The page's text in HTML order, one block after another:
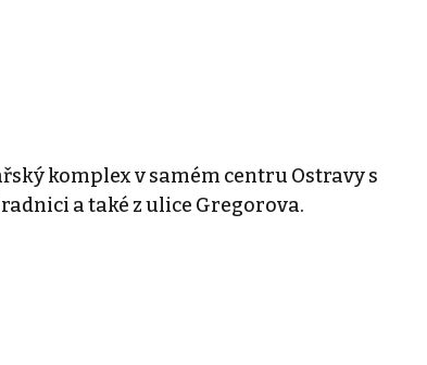
komplex v samém centru Ostravy s
a také z ulice Gregorova.